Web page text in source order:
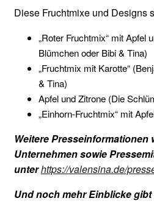
Diese Fruchtmixe und Designs
„Roter Fruchtmix“ mit Apfel
Blümchen oder Bibi & Tina)
„Fruchtmix mit Karotte“
& Tina)
Apfel und Zitrone (Die
„Einhorn-Fruchtmix“ mit
Weitere Presseinformationen
Unternehmen sowie
unterhttps://valensina.de/
Und noch mehr Einblicke gibt